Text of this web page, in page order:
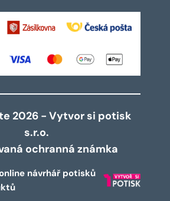
2026 - Vytvor si potisk
s.r.o.
ochranná známka
návrhář potisků